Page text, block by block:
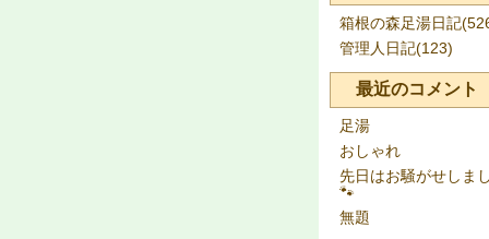
箱根の森足湯日記
管理人日記(123)
最近のコメント
足湯
おしゃれ
先日はお騒がせしま
🐾
無題